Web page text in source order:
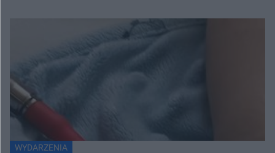
WYDARZENIA